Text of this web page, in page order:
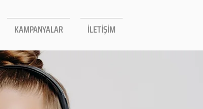
KAMPANYALAR İLETİŞİM